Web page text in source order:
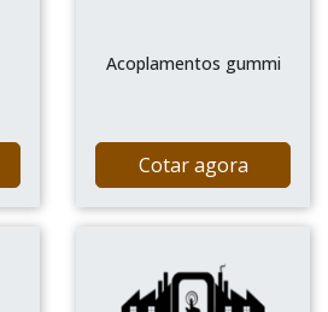
Acoplamentos gummi
Cotar agora